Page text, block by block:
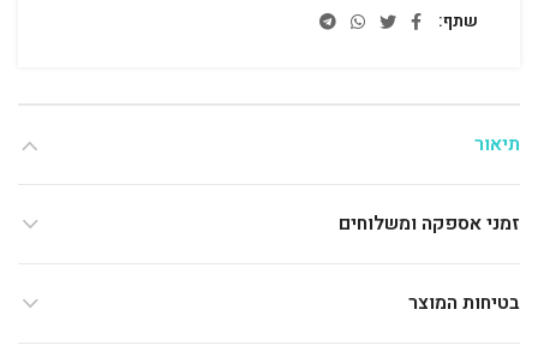
שתף
תיאור
זמני אספקה ומשלוחים
בטיחות המוצר